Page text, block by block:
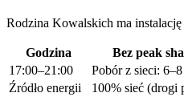
Rodzina Kowalskich ma
Godzina Bez peak
17:00–21:00
Pobór z sieci:
Źródło energii
100% sieć (drogi